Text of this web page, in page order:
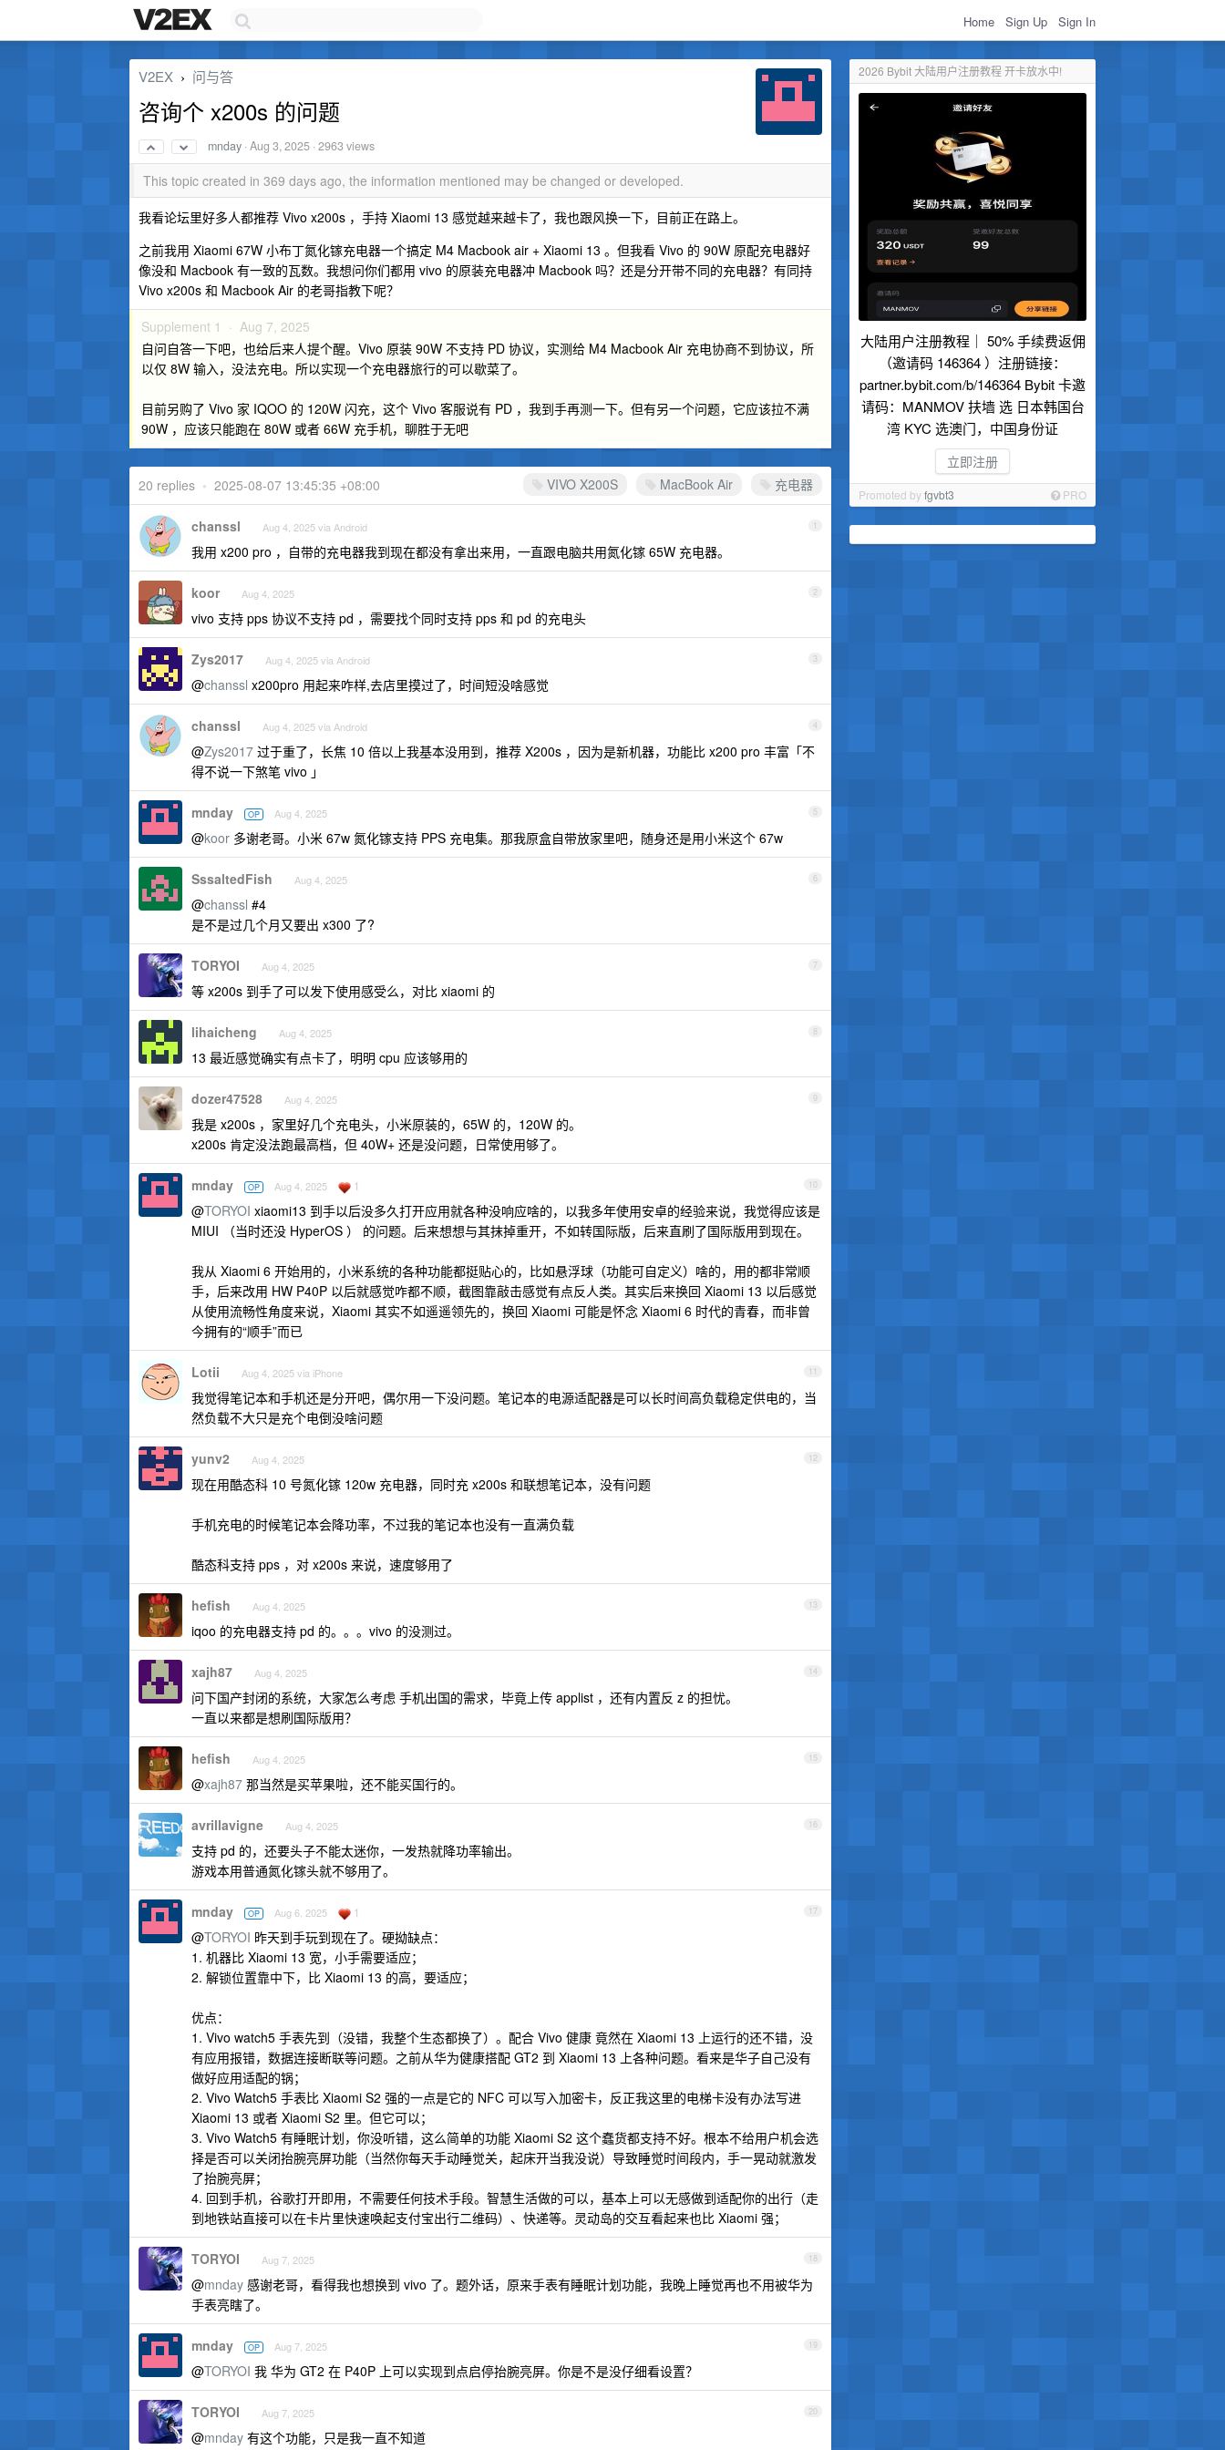
Home Sign Up Sign In
2026 Bybit 大陆用户注册教程 开卡放水中!
大陆用户注册教程｜ 50% 手续费返佣
（邀请码 146364 ）注册链接：
partner.bybit.com/b/146364 Bybit 卡邀
请码：MANMOV 扶墙 选 日本韩国台
湾 KYC 选澳门，中国身份证
立即注册
Promoted byfgvbt3 PRO
V2EX › 问与答
咨询个 x200s 的问题
mnday ·Aug 3, 2025 · 2963 views
This topic created in 369 days ago, the information mentioned may be changed or developed.
我看论坛里好多人都推荐 Vivo x200s ，手持 Xiaomi 13 感觉越来越卡了，我也跟风换一下，目前正在路上。
之前我用 Xiaomi 67W 小布丁氮化镓充电器一个搞定 M4 Macbook air + Xiaomi 13 。但我看 Vivo 的 90W 原配充电器好
像没和 Macbook 有一致的瓦数。我想问你们都用 vivo 的原装充电器冲 Macbook 吗？还是分开带不同的充电器？有同持
Vivo x200s 和 Macbook Air 的老哥指教下呢？
Supplement 1 · Aug 7, 2025
自问自答一下吧，也给后来人提个醒。Vivo 原装 90W 不支持 PD 协议，实测给 M4 Macbook Air 充电协商不到协议，所
以仅 8W 输入，没法充电。所以实现一个充电器旅行的可以歇菜了。
目前另购了 Vivo 家 IQOO 的 120W 闪充，这个 Vivo 客服说有 PD ，我到手再测一下。但有另一个问题，它应该拉不满
90W ，应该只能跑在 80W 或者 66W 充手机，聊胜于无吧
VIVO X200S MacBook Air 充电器
20 replies • 2025-08-07 13:45:35 +08:00
1
chanssl Aug 4, 2025 via Android
我用 x200 pro ，自带的充电器我到现在都没有拿出来用，一直跟电脑共用氮化镓 65W 充电器。
2
koor Aug 4, 2025
vivo 支持 pps 协议不支持 pd ，需要找个同时支持 pps 和 pd 的充电头
3
Zys2017 Aug 4, 2025 via Android
@chanssl x200pro 用起来咋样,去店里摸过了，时间短没啥感觉
4
chanssl Aug 4, 2025 via Android
@Zys2017 过于重了，长焦 10 倍以上我基本没用到，推荐 X200s ，因为是新机器，功能比 x200 pro 丰富「不
得不说一下煞笔 vivo 」
5
mnday OP Aug 4, 2025
@koor 多谢老哥。小米 67w 氮化镓支持 PPS 充电集。那我原盒自带放家里吧，随身还是用小米这个 67w
6
SssaltedFish Aug 4, 2025
@chanssl #4
是不是过几个月又要出 x300 了?
7
TORYOI Aug 4, 2025
等 x200s 到手了可以发下使用感受么，对比 xiaomi 的
8
lihaicheng Aug 4, 2025
13 最近感觉确实有点卡了，明明 cpu 应该够用的
9
dozer47528 Aug 4, 2025
我是 x200s ，家里好几个充电头，小米原装的，65W 的，120W 的。
x200s 肯定没法跑最高档，但 40W+ 还是没问题，日常使用够了。
10
mnday OP Aug 4, 2025 1
@TORYOI xiaomi13 到手以后没多久打开应用就各种没响应啥的，以我多年使用安卓的经验来说，我觉得应该是
MIUI （当时还没 HyperOS ） 的问题。后来想想与其抹掉重开，不如转国际版，后来直刷了国际版用到现在。
我从 Xiaomi 6 开始用的，小米系统的各种功能都挺贴心的，比如悬浮球（功能可自定义）啥的，用的都非常顺
手，后来改用 HW P40P 以后就感觉咋都不顺，截图靠敲击感觉有点反人类。其实后来换回 Xiaomi 13 以后感觉
从使用流畅性角度来说，Xiaomi 其实不如遥遥领先的，换回 Xiaomi 可能是怀念 Xiaomi 6 时代的青春，而非曾
今拥有的“顺手”而已
11
Lotii Aug 4, 2025 via iPhone
我觉得笔记本和手机还是分开吧，偶尔用一下没问题。笔记本的电源适配器是可以长时间高负载稳定供电的，当
然负载不大只是充个电倒没啥问题
12
yunv2 Aug 4, 2025
现在用酷态科 10 号氮化镓 120w 充电器，同时充 x200s 和联想笔记本，没有问题
手机充电的时候笔记本会降功率，不过我的笔记本也没有一直满负载
酷态科支持 pps ，对 x200s 来说，速度够用了
13
hefish Aug 4, 2025
iqoo 的充电器支持 pd 的。。。vivo 的没测过。
14
xajh87 Aug 4, 2025
问下国产封闭的系统，大家怎么考虑 手机出国的需求，毕竟上传 applist ，还有内置反 z 的担忧。
一直以来都是想刷国际版用？
15
hefish Aug 4, 2025
@xajh87 那当然是买苹果啦，还不能买国行的。
16
avrillavigne Aug 4, 2025
支持 pd 的，还要头子不能太迷你，一发热就降功率输出。
游戏本用普通氮化镓头就不够用了。
17
mnday OP Aug 6, 2025 1
@TORYOI 昨天到手玩到现在了。硬拗缺点：
1. 机器比 Xiaomi 13 宽，小手需要适应；
2. 解锁位置靠中下，比 Xiaomi 13 的高，要适应；
优点：
1. Vivo watch5 手表先到（没错，我整个生态都换了）。配合 Vivo 健康 竟然在 Xiaomi 13 上运行的还不错，没
有应用报错，数据连接断联等问题。之前从华为健康搭配 GT2 到 Xiaomi 13 上各种问题。看来是华子自己没有
做好应用适配的锅；
2. Vivo Watch5 手表比 Xiaomi S2 强的一点是它的 NFC 可以写入加密卡，反正我这里的电梯卡没有办法写进
Xiaomi 13 或者 Xiaomi S2 里。但它可以；
3. Vivo Watch5 有睡眠计划，你没听错，这么简单的功能 Xiaomi S2 这个蠢货都支持不好。根本不给用户机会选
择是否可以关闭抬腕亮屏功能（当然你每天手动睡觉关，起床开当我没说）导致睡觉时间段内，手一晃动就激发
了抬腕亮屏；
4. 回到手机，谷歌打开即用，不需要任何技术手段。智慧生活做的可以，基本上可以无感做到适配你的出行（走
到地铁站直接可以在卡片里快速唤起支付宝出行二维码）、快递等。灵动岛的交互看起来也比 Xiaomi 强；
18
TORYOI Aug 7, 2025
@mnday 感谢老哥，看得我也想换到 vivo 了。题外话，原来手表有睡眠计划功能，我晚上睡觉再也不用被华为
手表亮瞎了。
19
mnday OP Aug 7, 2025
@TORYOI 我 华为 GT2 在 P40P 上可以实现到点启停抬腕亮屏。你是不是没仔细看设置？
20
TORYOI Aug 7, 2025
@mnday 有这个功能，只是我一直不知道